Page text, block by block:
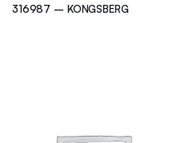
316987 – KONGSBERG